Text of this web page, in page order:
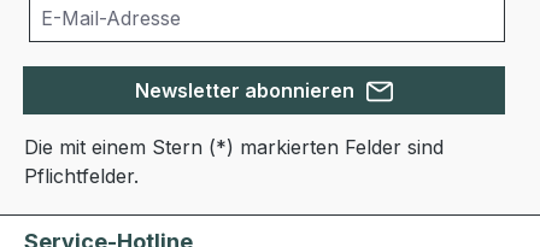
Newsletter abonnieren
Die mit einem Stern (*) markierten Felder sind
Pflichtfelder.